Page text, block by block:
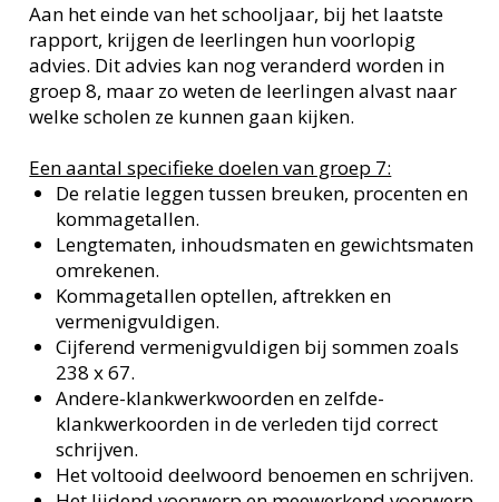
Aan het einde van het schooljaar, bij het laatste
rapport, krijgen de leerlingen hun voorlopig
advies. Dit advies kan nog veranderd worden in
groep 8, maar zo weten de leerlingen alvast naar
welke scholen ze kunnen gaan kijken.
Een aantal specifieke doelen van groep 7:
De relatie leggen tussen breuken, procenten en
kommagetallen.
Lengtematen, inhoudsmaten en gewichtsmaten
omrekenen.
Kommagetallen optellen, aftrekken en
vermenigvuldigen.
Cijferend vermenigvuldigen bij sommen zoals
238 x 67.
Andere-klankwerkwoorden en zelfde-
klankwerkoorden in de verleden tijd correct
schrijven.
Het voltooid deelwoord benoemen en schrijven.